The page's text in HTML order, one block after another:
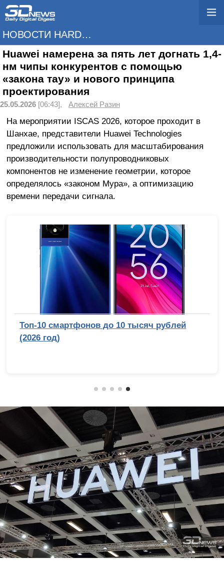
НОВОСТИ HARDWARE
Huawei намерена за пять лет догнать 1,4-
нм чипы конкурентов с помощью
«закона тау» и нового принципа
проектирования
25.05.2026 [06:43], Алексей Разин
На мероприятии ISCAS 2026, которое проходит в
Шанхае, представители Huawei Technologies
предложили использовать для масштабирования
производительности полупроводниковых
компонентов не изменение геометрии, которое
определялось «законом Мура», а оптимизацию
времени передачи сигнала.
Топ-10 смартфонов до 10 тысяч рублей
(2026 год)